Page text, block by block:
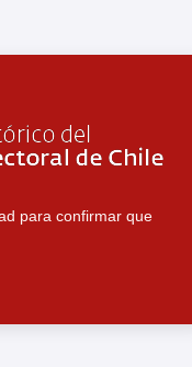
para confirmar que